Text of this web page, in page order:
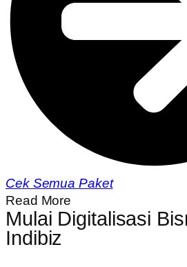
Cek Semua Paket
Read More
Mulai Digitalisasi
Indibiz